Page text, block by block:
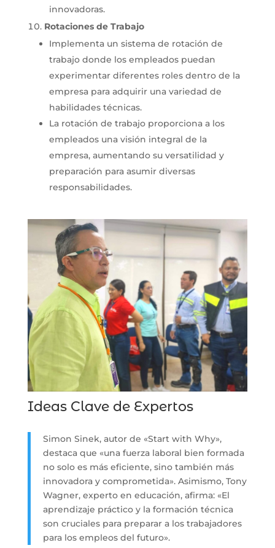
innovadoras.
Rotaciones de Trabajo
Implementa un sistema de rotación de
trabajo donde los empleados puedan
experimentar diferentes roles dentro de la
empresa para adquirir una variedad de
habilidades técnicas.
La rotación de trabajo proporciona a los
empleados una visión integral de la
empresa, aumentando su versatilidad y
preparación para asumir diversas
responsabilidades.
Ideas Clave de Expertos
Simon Sinek, autor de «Start with Why»,
destaca que «una fuerza laboral bien formada
no solo es más eficiente, sino también más
innovadora y comprometida». Asimismo, Tony
Wagner, experto en educación, afirma: «El
aprendizaje práctico y la formación técnica
son cruciales para preparar a los trabajadores
para los empleos del futuro».